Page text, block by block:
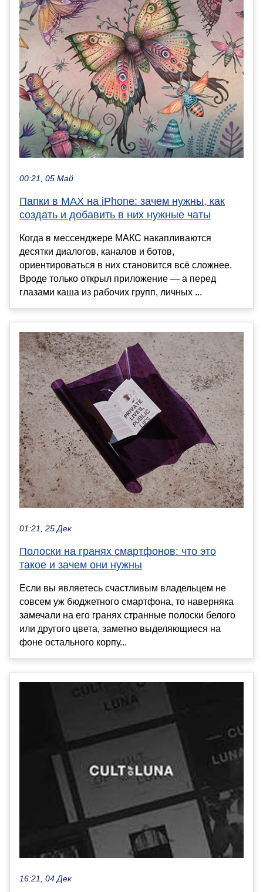
00:21, 05 Май
Папки в МАХ на iPhone: зачем нужны, как
создать и добавить в них нужные чаты
Когда в мессенджере МАКС накапливаются
десятки диалогов, каналов и ботов,
ориентироваться в них становится всё сложнее.
Вроде только открыл приложение — а перед
глазами каша из рабочих групп, личных ...
01:21, 25 Дек
Полоски на гранях смартфонов: что это
такое и зачем они нужны
Если вы являетесь счастливым владельцем не
совсем уж бюджетного смартфона, то наверняка
замечали на его гранях странные полоски белого
или другого цвета, заметно выделяющиеся на
фоне остального корпу...
16:21, 04 Дек